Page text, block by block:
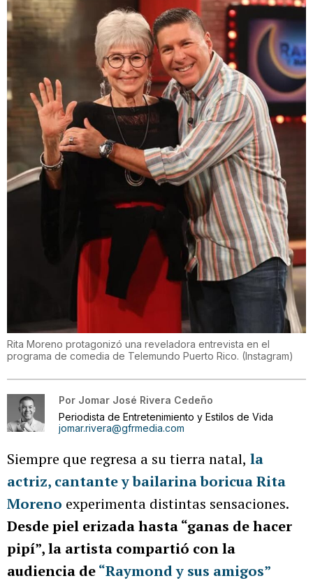
Rita Moreno protagonizó una reveladora entrevista en el
programa de comedia de Telemundo Puerto Rico. (Instagram)
Por Jomar José Rivera Cedeño
Periodista de Entretenimiento y Estilos de Vida
jomar.rivera@gfrmedia.com
Siempre que regresa a su tierra natal, la
actriz, cantante y bailarina boricua Rita
Moreno experimenta distintas sensaciones.
Desde piel erizada hasta “ganas de hacer
pipí”, la artista compartió con la
audiencia de“Raymond y sus amigos”